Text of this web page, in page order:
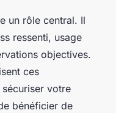
un rôle central. Il
ressenti, usage
objectives.
ces
votre
bénéficier de